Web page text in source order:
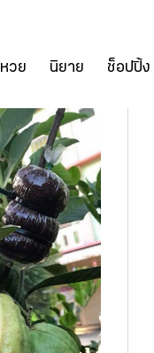
หวย นิยาย ช็อปปิ้ง